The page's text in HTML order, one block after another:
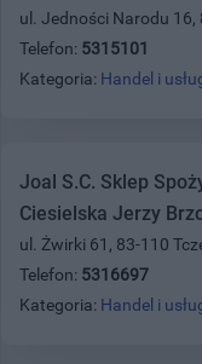
ul. Jedności Narodu 16,
Telefon: 5315101
Kategoria: Handel i
Joal S.C. Sklep
Ciesielska Jerzy
ul. Żwirki 61, 83-110
Telefon: 5316697
Kategoria: Handel i